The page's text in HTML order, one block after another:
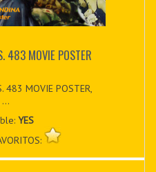
483 MOVIE POSTER
483 MOVIE POSTER,
, , ...
YES